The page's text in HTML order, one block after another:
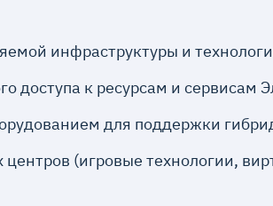
инфраструктуры и
доступа к ресурсам и сервисам
для поддержки
(игровые технологии,